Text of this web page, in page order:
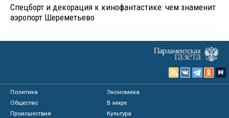
Спецборт и декорация к кинофантастике: чем знаменит
аэропорт Шереметьево
Политика
Экономика
Общество
В мире
Происшествия
Культура